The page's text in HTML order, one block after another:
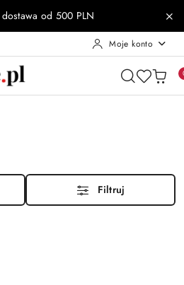
od 500 PLN
Moje konto
Filtruj